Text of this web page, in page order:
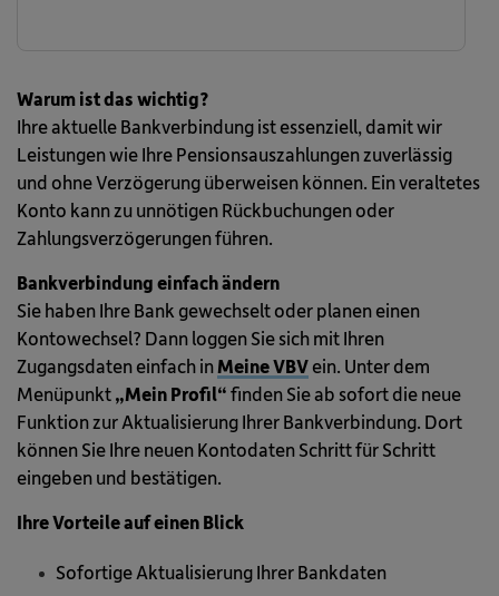
Warum ist das wichtig?
Ihre aktuelle Bankverbindung ist essenziell, damit wir
Leistungen wie Ihre Pensionsauszahlungen zuverlässig
und ohne Verzögerung überweisen können. Ein veraltetes
Konto kann zu unnötigen Rückbuchungen oder
Zahlungsverzögerungen führen.
Bankverbindung einfach ändern
Sie haben Ihre Bank gewechselt oder planen einen
Kontowechsel? Dann loggen Sie sich mit Ihren
Zugangsdaten einfach inMeine VBVein. Unter dem
Menüpunkt„Mein Profil“finden Sie ab sofort die neue
Funktion zur Aktualisierung Ihrer Bankverbindung. Dort
können Sie Ihre neuen Kontodaten Schritt für Schritt
eingeben und bestätigen.
Ihre Vorteile auf einen Blick
Sofortige Aktualisierung Ihrer Bankdaten